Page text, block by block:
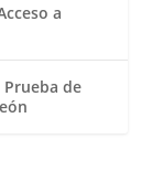
a
Prueba de